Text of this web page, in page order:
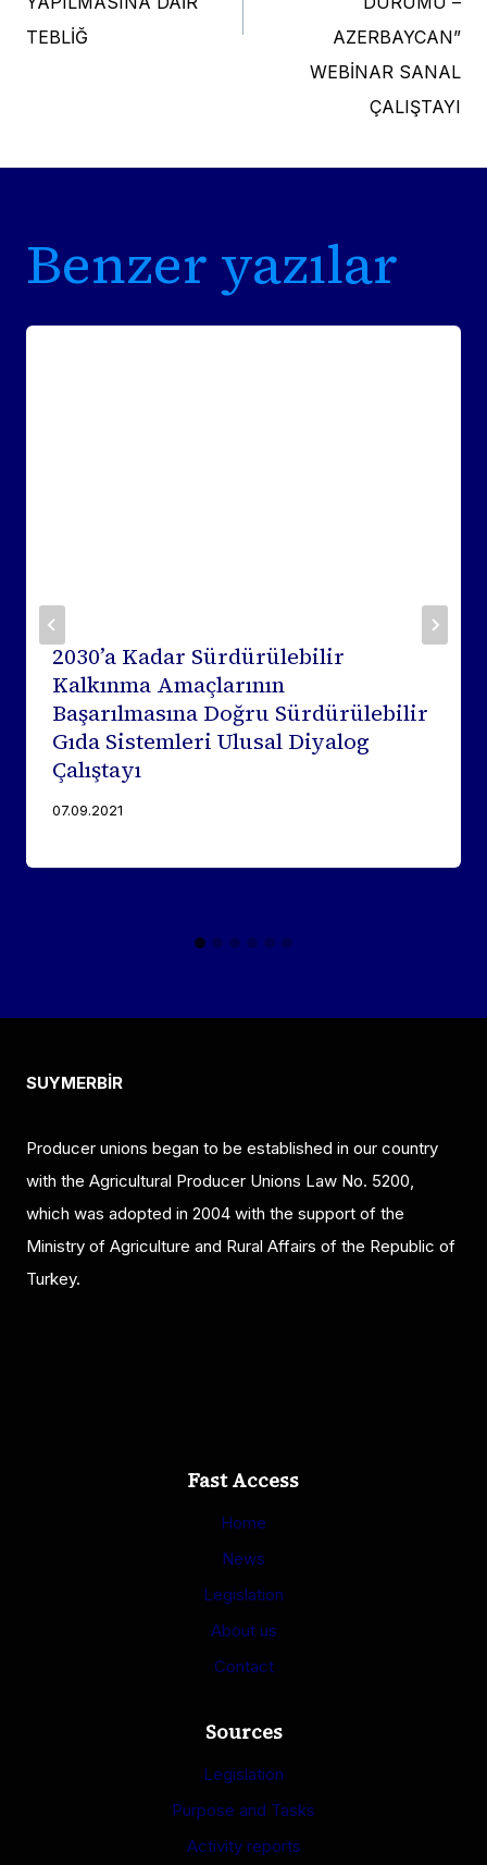
TEBLİĞ
AZERBAYCAN”
WEBİNAR SANAL
ÇALIŞTAYI
Benzer yazılar
2030’a Kadar Sürdürülebilir
Kalkınma Amaçlarının
Başarılmasına Doğru Sürdürülebilir
Gıda Sistemleri Ulusal Diyalog
Çalıştayı
07.09.2021
SUYMERBİR
Producer unions began to be established in our country
with the Agricultural Producer Unions Law No. 5200,
which was adopted in 2004 with the support of the
Ministry of Agriculture and Rural Affairs of the Republic of
Turkey.
Fast Access
Home
News
Legislation
About us
Contact
Sources
Legislation
Purpose and Tasks
Activity reports